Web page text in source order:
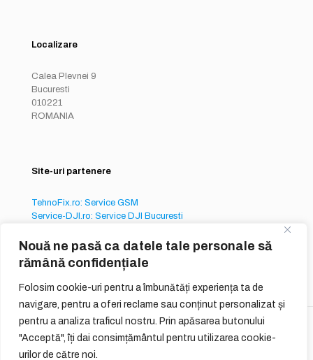
Nouă ne pasă ca datele tale personale să
rămână confidențiale
Folosim cookie-uri pentru a îmbunătăți experiența ta de
navigare, pentru a oferi reclame sau conținut personalizat și
pentru a analiza traficul nostru. Prin apăsarea butonului
"Acceptă", îți dai consimțământul pentru utilizarea cookie-
urilor de către noi.
Localizare
Calea Plevnei 9
Bucuresti
010221
ROMANIA
Site-uri partenere
TehnoFix.ro: Service GSM
Service-DJI.ro: Service DJI Bucuresti
© 2026QUIQ ONLINE SERVICES S.R.L.